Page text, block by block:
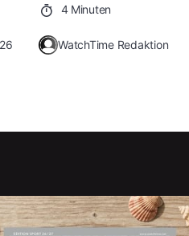
4 Minuten
WatchTime Redaktion